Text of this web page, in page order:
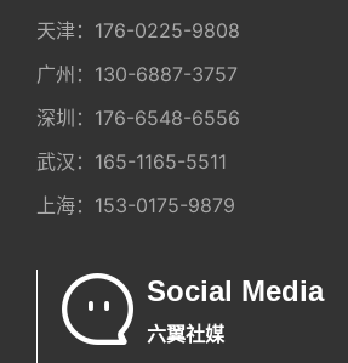
天津： 176-0225-9808
广州： 130-6887-3757
深圳： 176-6548-6556
武汉： 165-1165-5511
上海： 153-0175-9879
Social Media
六翼社媒